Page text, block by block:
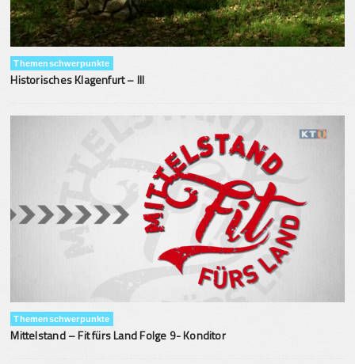
Themenschwerpunkte
Historisches Klagenfurt – III
Themenschwerpunkte
Mittelstand – Fit fürs Land Folge 9- Konditor